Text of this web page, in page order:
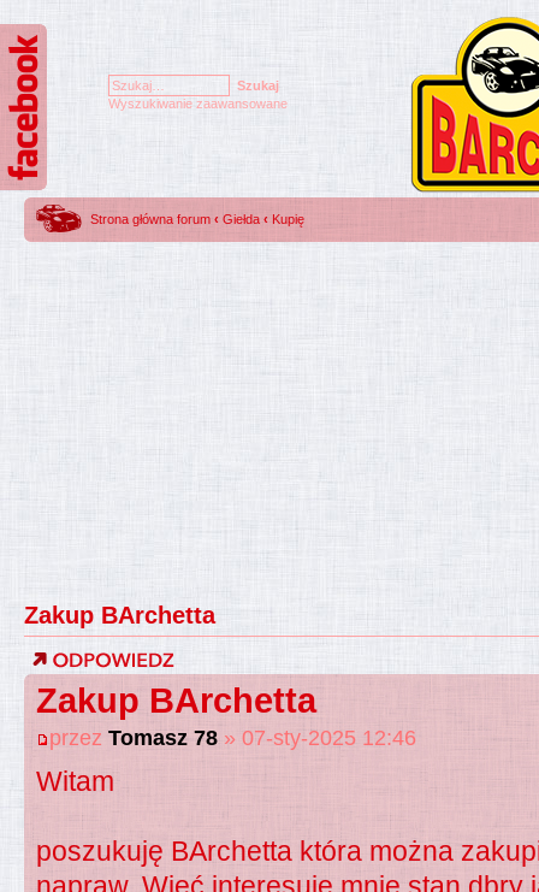
Wyszukiwanie zaawansowane
Strona główna forum ‹ Giełda ‹ Kupię
Zakup BArchetta
Zakup BArchetta
przez Tomasz 78 » 07-sty-2025 12:46
Witam
poszukuję BArchetta która można